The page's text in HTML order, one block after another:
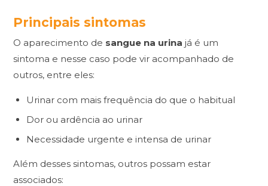
Principais sintomas
O aparecimento de sangue na urina já é um
sintoma e nesse caso pode vir acompanhado de
outros, entre eles:
Urinar com mais frequência do que o habitual
Dor ou ardência ao urinar
Necessidade urgente e intensa de urinar
Além desses sintomas, outros possam estar
associados: